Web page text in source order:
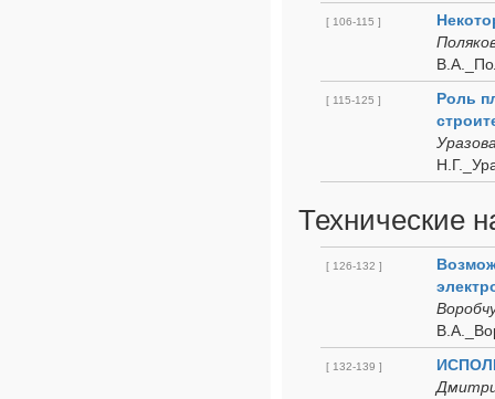
[ 106-115 ]
[ 115-125 ]
Роль
Технические
[ 126-132 ]
[ 132-139 ]